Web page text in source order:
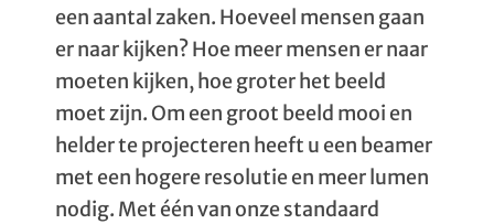
een aantal zaken. Hoeveel mensen gaan
er naar kijken? Hoe meer mensen er naar
moeten kijken, hoe groter het beeld
moet zijn. Om een groot beeld mooi en
helder te projecteren heeft u een beamer
met een hogere resolutie en meer lumen
nodig. Met één van onze standaard